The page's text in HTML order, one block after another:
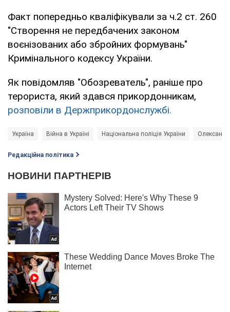
Факт попередньо кваліфікували за ч.2 ст. 260
"Створення не передбачених законом
воєнізованих або збройних формувань"
Кримінального кодексу України.
Як повідомляв "Обозреватель", раніше про
терориста, який здався прикордонникам,
розповіли в Держприкордонслужбі.
Україна Війна в Україні Національна поліція України
Редакційна політика